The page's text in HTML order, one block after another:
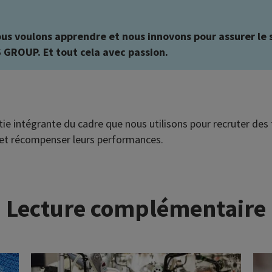
voulons apprendre et nous innovons pour assurer le
GROUP. Et tout cela avec passion.
intégrante du cadre que nous utilisons pour recruter des
récompenser leurs performances.
Lecture complémentaire